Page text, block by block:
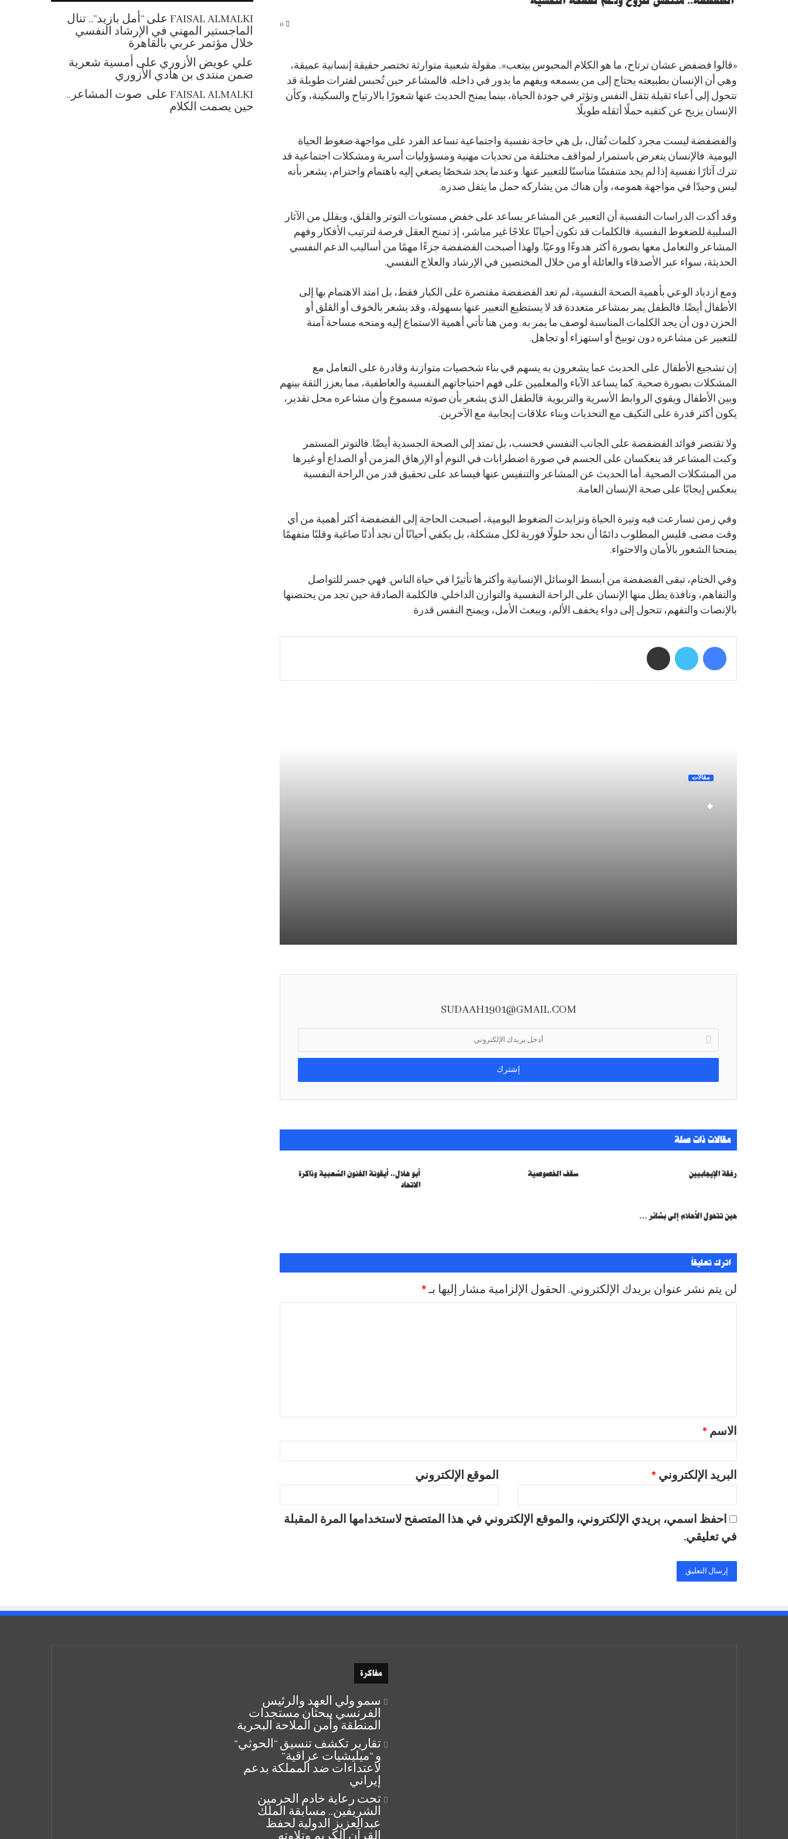
0
«قالوا فضفض عشان ترتاح، ما هو الكلام المحبوس بيتعب».. مقولة شعبية متوارثة تختصر حقيقة إنسانية عميقة،
وهي أن الإنسان بطبيعته يحتاج إلى من يسمعه ويفهم ما يدور في داخله. فالمشاعر حين تُحبس لفترات طويلة قد
تتحول إلى أعباء ثقيلة تثقل النفس وتؤثر في جودة الحياة، بينما يمنح الحديث عنها شعورًا بالارتياح والسكينة، وكأن
الإنسان يزيح عن كتفيه حملًا أثقله طويلًا.
والفضفضة ليست مجرد كلمات تُقال، بل هي حاجة نفسية واجتماعية تساعد الفرد على مواجهة ضغوط الحياة
اليومية. فالإنسان يتعرض باستمرار لمواقف مختلفة من تحديات مهنية ومسؤوليات أسرية ومشكلات اجتماعية قد
تترك آثارًا نفسية إذا لم يجد متنفسًا مناسبًا للتعبير عنها. وعندما يجد شخصًا يصغي إليه باهتمام واحترام، يشعر بأنه
ليس وحيدًا في مواجهة همومه، وأن هناك من يشاركه حمل ما يثقل صدره.
وقد أكدت الدراسات النفسية أن التعبير عن المشاعر يساعد على خفض مستويات التوتر والقلق، ويقلل من الآثار
السلبية للضغوط النفسية. فالكلمات قد تكون أحيانًا علاجًا غير مباشر، إذ تمنح العقل فرصة لترتيب الأفكار وفهم
المشاعر والتعامل معها بصورة أكثر هدوءًا ووعيًا. ولهذا أصبحت الفضفضة جزءًا مهمًا من أساليب الدعم النفسي
الحديثة، سواء عبر الأصدقاء والعائلة أو من خلال المختصين في الإرشاد والعلاج النفسي.
ومع ازدياد الوعي بأهمية الصحة النفسية، لم تعد الفضفضة مقتصرة على الكبار فقط، بل امتد الاهتمام بها إلى
الأطفال أيضًا. فالطفل يمر بمشاعر متعددة قد لا يستطيع التعبير عنها بسهولة، وقد يشعر بالخوف أو القلق أو
الحزن دون أن يجد الكلمات المناسبة لوصف ما يمر به. ومن هنا تأتي أهمية الاستماع إليه ومنحه مساحة آمنة
للتعبير عن مشاعره دون توبيخ أو استهزاء أو تجاهل.
إن تشجيع الأطفال على الحديث عما يشعرون به يسهم في بناء شخصيات متوازنة وقادرة على التعامل مع
المشكلات بصورة صحية. كما يساعد الآباء والمعلمين على فهم احتياجاتهم النفسية والعاطفية، مما يعزز الثقة بينهم
وبين الأطفال ويقوي الروابط الأسرية والتربوية. فالطفل الذي يشعر بأن صوته مسموع وأن مشاعره محل تقدير،
يكون أكثر قدرة على التكيف مع التحديات وبناء علاقات إيجابية مع الآخرين.
ولا تقتصر فوائد الفضفضة على الجانب النفسي فحسب، بل تمتد إلى الصحة الجسدية أيضًا. فالتوتر المستمر
وكبت المشاعر قد ينعكسان على الجسم في صورة اضطرابات في النوم أو الإرهاق المزمن أو الصداع أو غيرها
من المشكلات الصحية. أما الحديث عن المشاعر والتنفيس عنها فيساعد على تحقيق قدر من الراحة النفسية
ينعكس إيجابًا على صحة الإنسان العامة.
وفي زمن تسارعت فيه وتيرة الحياة وتزايدت الضغوط اليومية، أصبحت الحاجة إلى الفضفضة أكثر أهمية من أي
وقت مضى. فليس المطلوب دائمًا أن نجد حلولًا فورية لكل مشكلة، بل يكفي أحيانًا أن نجد أذنًا صاغية وقلبًا متفهمًا
يمنحنا الشعور بالأمان والاحتواء.
وفي الختام، تبقى الفضفضة من أبسط الوسائل الإنسانية وأكثرها تأثيرًا في حياة الناس. فهي جسر للتواصل
والتفاهم، ونافذة يطل منها الإنسان على الراحة النفسية والتوازن الداخلي. فالكلمة الصادقة حين تجد من يحتضنها
بالإنصات والتفهم، تتحول إلى دواء يخفف الألم، ويبعث الأمل، ويمنح النفس قدرة
فيسبوك
مقالات
.
وفاء بلا ميثاقSUDAAH1901@GMAIL.COM
خ
ب
ك
ا
إ
ر
ي
مقالات ذات صلة
رفقة الإيجابيين سقف الخصوصية
أبو هلال.. أيقونة الفنون الشعبية وذاكرة
الاتحاد
حين تتحول الأحلام إلى بشائر …
اترك تعليقاً
لن يتم نشر عنوان بريدك الإلكتروني. الحقول الإلزامية مشار إليها بـ*
ق
*
الاسم *
البريد الإلكتروني * الموقع الإلكتروني
احفظ اسمي، بريدي الإلكتروني، والموقع الإلكتروني في هذا المتصفح لاستخدامها المرة المقبلة
في تعليقي.
FAISAL ALMALKI على“أمل بازيد”.. تنال
الماجستير المهني في الإرشاد النفسي
خلال مؤتمر عربي بالقاهرة
علي عويض الأزوري على أمسية شعرية
ضمن منتدى بن هادي الأزوري
FAISAL ALMALKI على صوت المشاعر..
حين يصمت الكلام
مفاكرة
سمو ولي العهد والرئيس
الفرنسي يبحثان مستجدات
المنطقة وأمن الملاحة البحرية
تقارير تكشف تنسيق “الحوثي”
و “ميليشيات عراقية”
لاعتداءات ضد المملكة بدعم
إيراني
تحت رعاية خادم الحرمين
الشريفين.. مسابقة الملك
عبدالعزيز الدولية لحفظ